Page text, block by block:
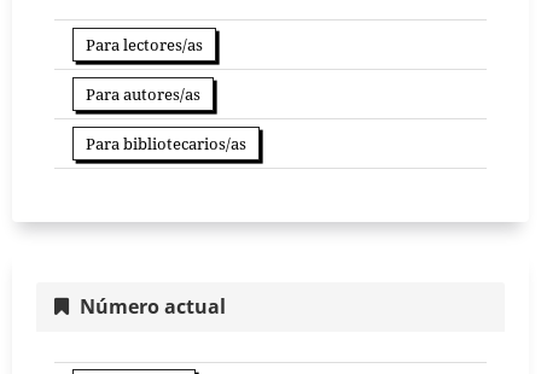
Para lectores/as
Para autores/as
Para bibliotecarios/as
Número actual